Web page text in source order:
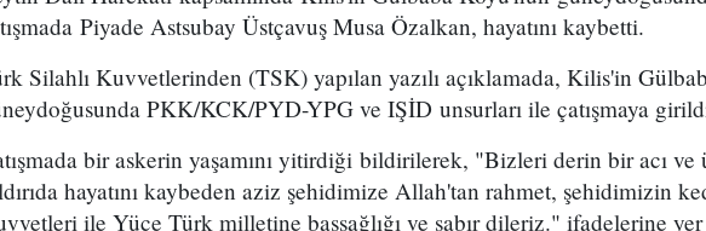
Piyade Astsubay Üstçavuş Musa Özalkan, hayatını kaybetti.
Silahlı Kuvvetlerinden (TSK) yapılan yazılı açıklamada, Kilis'in
PKK/KCK/PYD-YPG ve IŞİD unsurları ile çatışmaya
bir askerin yaşamını yitirdiği bildirilerek, "Bizleri derin bir acı ve
hayatını kaybeden aziz şehidimize Allah'tan rahmet, şehidimizin
ile Yüce Türk milletine başsağlığı ve sabır dileriz." ifadelerine